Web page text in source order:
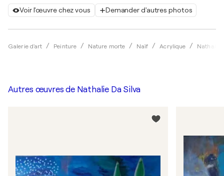
Voir l'œuvre chez vous Demander d'autres photos
Galerie d'art Peinture Nature morte Naïf Acrylique Nathalie
Autres œuvres de Nathalie Da Silva